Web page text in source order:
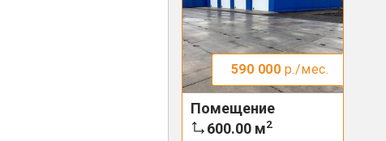
590 000 р./мес.
Помещение
600.00 м2